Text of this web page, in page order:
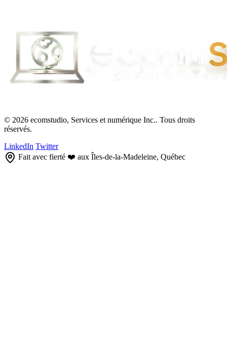
© 2026 ecomstudio, Services et numérique Inc.. Tous droits
réservés.
LinkedIn Twitter
Fait avec fierté ❤️ aux Îles-de-la-Madeleine, Québec